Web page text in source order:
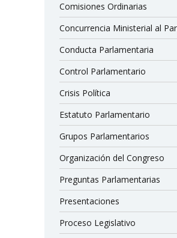
Comisiones Ordinarias
Concurrencia Ministerial al
Conducta Parlamentaria
Control Parlamentario
Crisis Política
Estatuto Parlamentario
Grupos Parlamentarios
Organización del Congreso
Preguntas Parlamentarias
Presentaciones
Proceso Legislativo